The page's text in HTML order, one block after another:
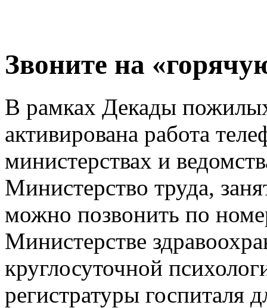
Звоните на
В рамках Декады
активирована работа
министерствах и
Министерство труда,
можно позвонить по
Министерстве
круглосуточной
регистратуры госпиталя